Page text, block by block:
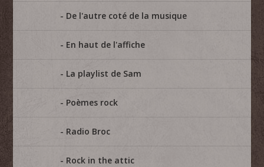
De l'autre coté de la musique
En haut de l'affiche
La playlist de Sam
Poèmes rock
Radio Broc
Rock in the attic